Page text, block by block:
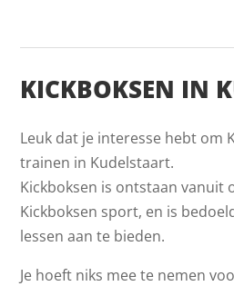
KICKBOKSEN IN
Leuk dat je interesse hebt om
trainen in Kudelstaart.
Kickboksen is ontstaan vanuit
Kickboksen sport, en is
lessen aan te bieden.
Je hoeft niks mee te nemen